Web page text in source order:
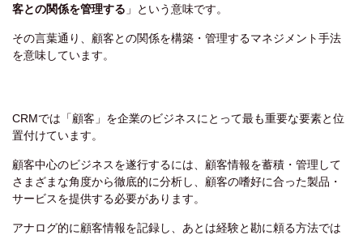
客との関係を管理する 」という意味です。
その言葉通り、顧客との関係を構築・管理するマネジメント手法
を意味しています。
CRMでは「顧客」を企業のビジネスにとって最も重要な要素と位
置付けています。
顧客中心のビジネスを遂行するには、顧客情報を蓄積・管理して
さまざまな角度から徹底的に分析し、顧客の嗜好に合った製品・
サービスを提供する必要があります。
アナログ的に顧客情報を記録し、あとは経験と勘に頼る方法では